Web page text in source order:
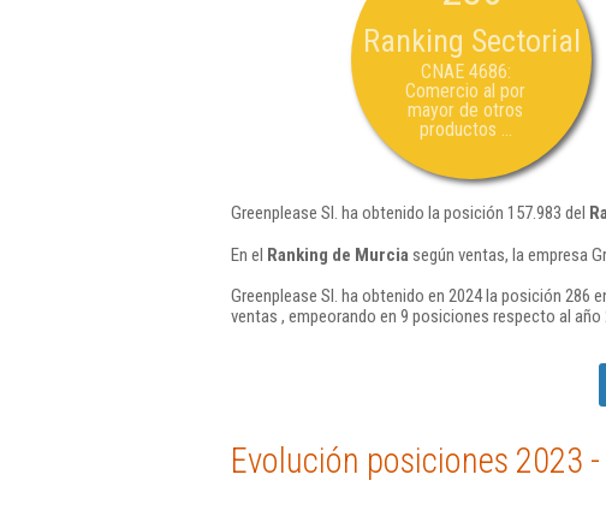
Ranking Sectorial
CNAE 4686:
Comercio al por
mayor de otros
productos ...
Greenplease Sl. ha obtenido la posición 157.983 del
En el Ranking de Murcia según ventas, la empresa
Greenplease Sl. ha obtenido en 2024 la posición 286
ventas , empeorando en 9 posiciones respecto al año
Evolución posiciones 2023